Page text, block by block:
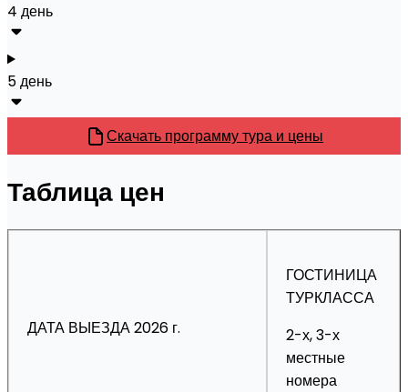
4 день
5 день
Скачать программу тура и цены
Таблица цен
ДАТА ВЫЕЗДА 2026 г.
ГОСТИНИЦА
ТУРКЛАССА
2-х, 3-х
местные
номера